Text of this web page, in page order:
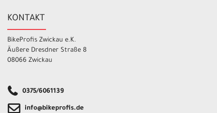
KONTAKT
BikeProfis Zwickau e.K.
Äußere Dresdner Straße 8
08066 Zwickau
0375/6061139
info@bikeprofis.de